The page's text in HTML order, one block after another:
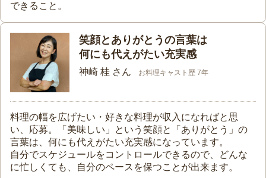
できること。
笑顔とありがとうの言葉は
何にも代えがたい充実感
神崎 桂 さん お料理キャスト歴 7年
料理の幅を広げたい・好きな料理が収入になればと思
い、応募。「美味しい」という笑顔と「ありがとう」の
言葉は、何にも代えがたい充実感になっています。
自分でスケジュールをコントロールできるので、どんな
に忙しくても、自分のペースを保つことが出来ます。